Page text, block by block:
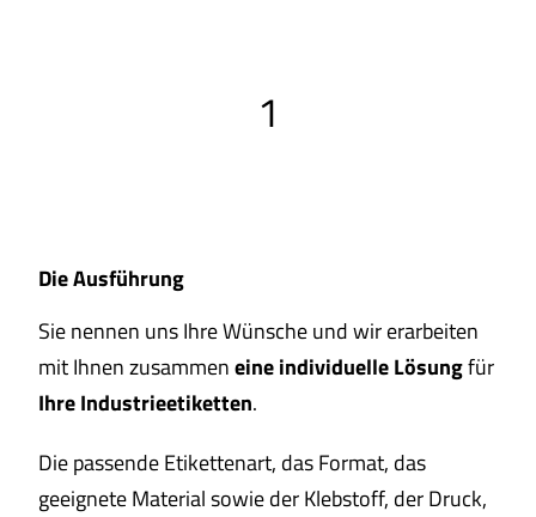
1
Die Ausführung
Sie nennen uns Ihre Wünsche und wir erarbeiten
mit Ihnen zusammeneine individuelle Lösungfür
Ihre Industrieetiketten.
Die passende Etikettenart, das Format, das
geeignete Material sowie der Klebstoff, der Druck,